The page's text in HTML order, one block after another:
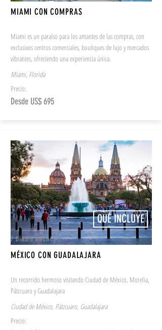
MIAMI CON COMPRAS
Miami es un paraíso para los amantes de las compras, con
exclusivos centros comerciales, boutiques de lujo y mercados
vibrantes, ofreciendo una experiencia única.
Miami, Florida
Precio:
Desde US$ 695
7 DÍAS/6 NOCHES
QUÉ INCLUYE
MÉXICO CON GUADALAJARA
Un recorrido hermoso visitando Ciudad de México, Morelia,
Pátzcuaro y Guadalajara
Ciudad de México, Pátzcuaro, Guadalajara
Precio: